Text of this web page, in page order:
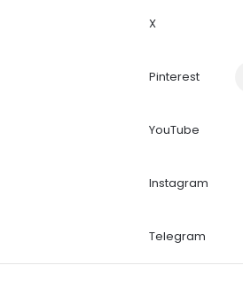
X
Pinterest
YouTube
Instagram
Telegram